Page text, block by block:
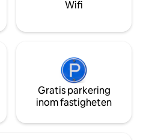
Wifi
Gratis parkering
inom fastigheten